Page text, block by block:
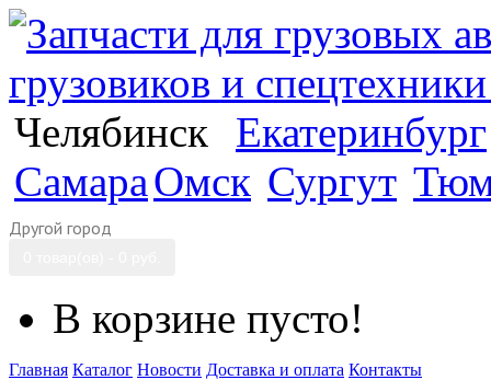
Челябинск
Екатеринбург
СамараОмск Сургут
Другой город
В корзине пусто!
Главная Каталог Новости Доставка и оплата Контакты